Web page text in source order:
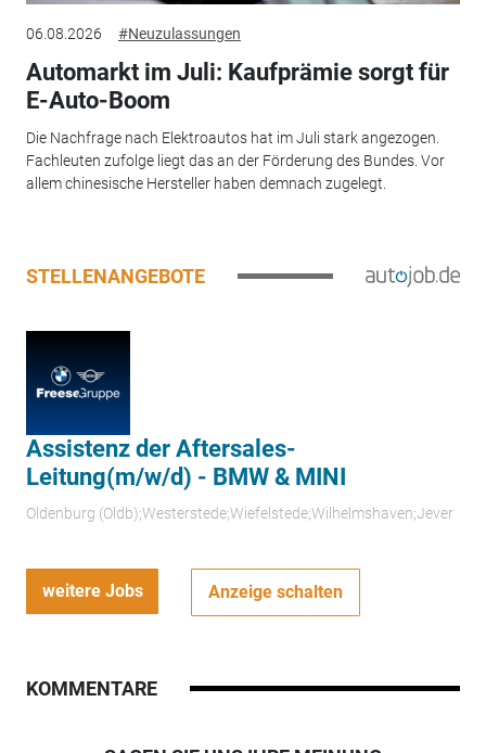
06.08.2026 #Neuzulassungen
Automarkt im Juli: Kaufprämie sorgt für
E-Auto-Boom
Die Nachfrage nach Elektroautos hat im Juli stark angezogen.
Fachleuten zufolge liegt das an der Förderung des Bundes. Vor
allem chinesische Hersteller haben demnach zugelegt.
STELLENANGEBOTE
Assistenz der Aftersales-
Leitung(m/w/d) - BMW & MINI
Oldenburg (Oldb);Westerstede;Wiefelstede;Wilhelmshaven;Jever
weitere Jobs Anzeige schalten
KOMMENTARE